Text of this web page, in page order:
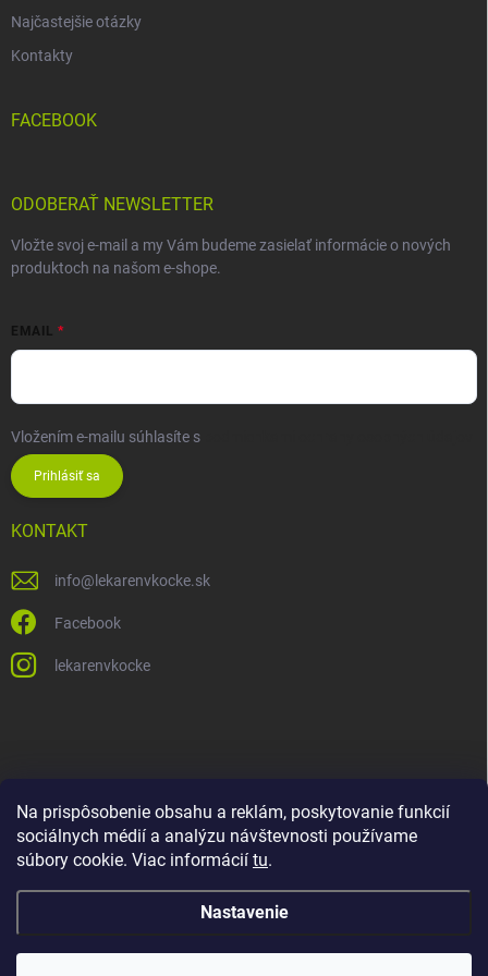
Na prispôsobenie obsahu a reklám, poskytovanie funkcií
sociálnych médií a analýzu návštevnosti používame
súbory cookie. Viac informácií tu.
Nastavenie
Najčastejšie otázky
Kontakty
FACEBOOK
ODOBERAŤ NEWSLETTER
Vložte svoj e-mail a my Vám budeme zasielať informácie o nových
produktoch na našom e-shope.
EMAIL
Vložením e-mailu súhlasíte s
Prihlásiť sa
KONTAKT
info@ lekarenvkocke.sk
Facebook
lekarenvkocke